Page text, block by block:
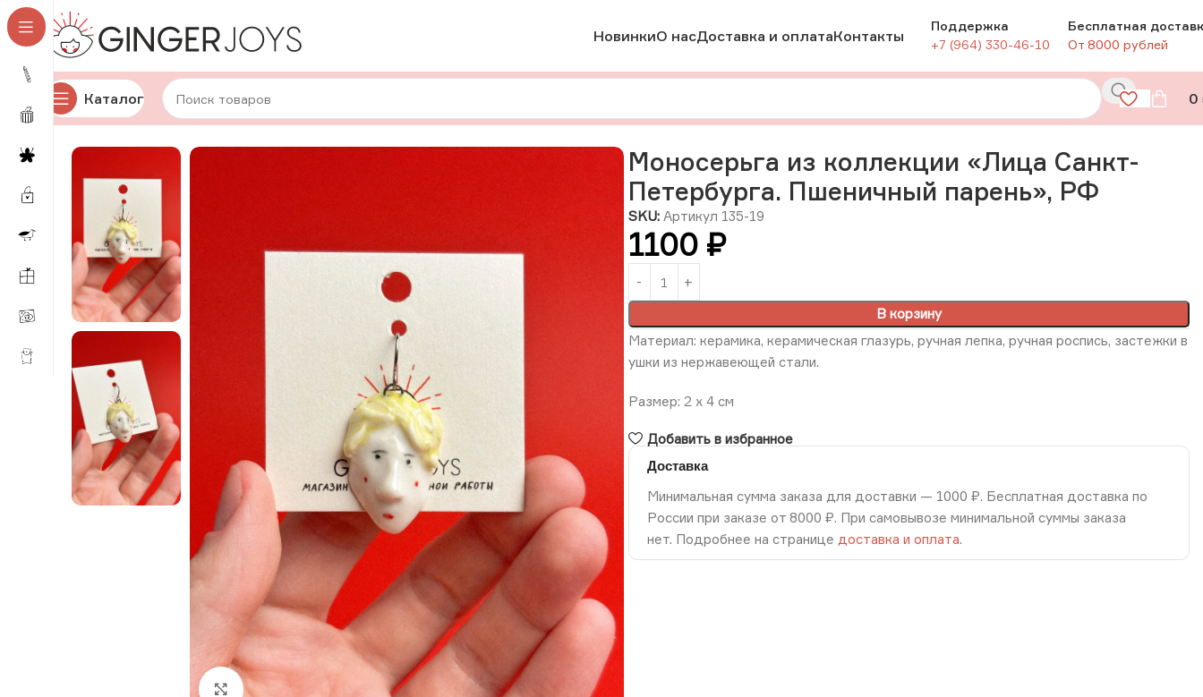
НовинкиО насДоставка и оплатаКонтакты
Поддержка
+7 (964) 330-46-10
Бесплатная
От 8000 рублей
Каталог 0
Главная Украшения Кулоны Керамические кулоны Моносерьга из коллекции «Лица Санкт-Петербурга. Пшеничный парень», РФ
Нажмите, чтобы увеличить изображение
Моносерьга из коллекции «Лица Санкт-
Петербурга. Пшеничный парень», РФ
SKU: Артикул 135-19
1100 ₽
В корзину
Материал: керамика, керамическая глазурь, ручная лепка, ручная роспись, застежки в
ушки из нержавеющей стали.
Размер: 2 х 4 см
Добавить в избранное
Доставка
Минимальная сумма заказа для доставки — 1000 ₽. Бесплатная доставка по
России при заказе от 8000 ₽. При самовывозе минимальной суммы заказа
нет. Подробнее на странице доставка и оплата.